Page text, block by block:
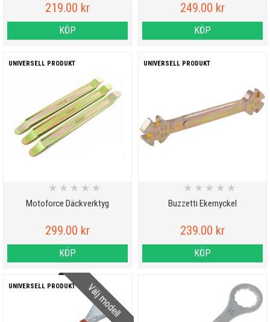
219.00 kr
KÖP
249.00 kr
KÖP
UNIVERSELL PRODUKT
Motoforce Däckverktyg
★ ★ ★ ★ ★
299.00 kr
KÖP
UNIVERSELL PRODUKT
Buzzetti Ekernyckel
★ ★ ★ ★ ★
239.00 kr
KÖP
Välj modell
UNIVERSELL PRODUKT